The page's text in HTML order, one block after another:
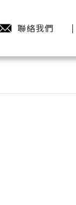
聯絡我們